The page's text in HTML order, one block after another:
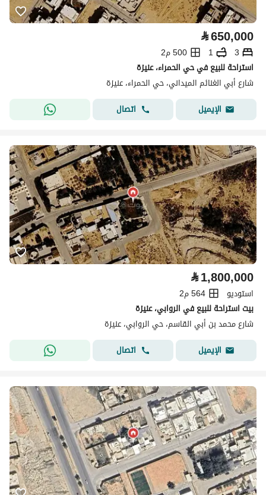
⃁650,000
3
1
500 م2
استراحة للبيع في حي الحمراء، عنيزة
شارع أبي الغنائم الميداني، حي الحمراء، عنيزة
الإيميل
اتصال
⃁1,800,000
استوديو
564 م2
بيت استراحة للبيع في الروابي، عنيزة
شارع محمد بن أبي القاسم، حي الروابي، عنيزة
الإيميل
اتصال